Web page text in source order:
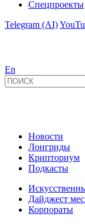
Спецпроекты
Telegram (AI)
En
Новости
Лонгриды
Крипториум
Подкасты
Дайджест
Корпораты